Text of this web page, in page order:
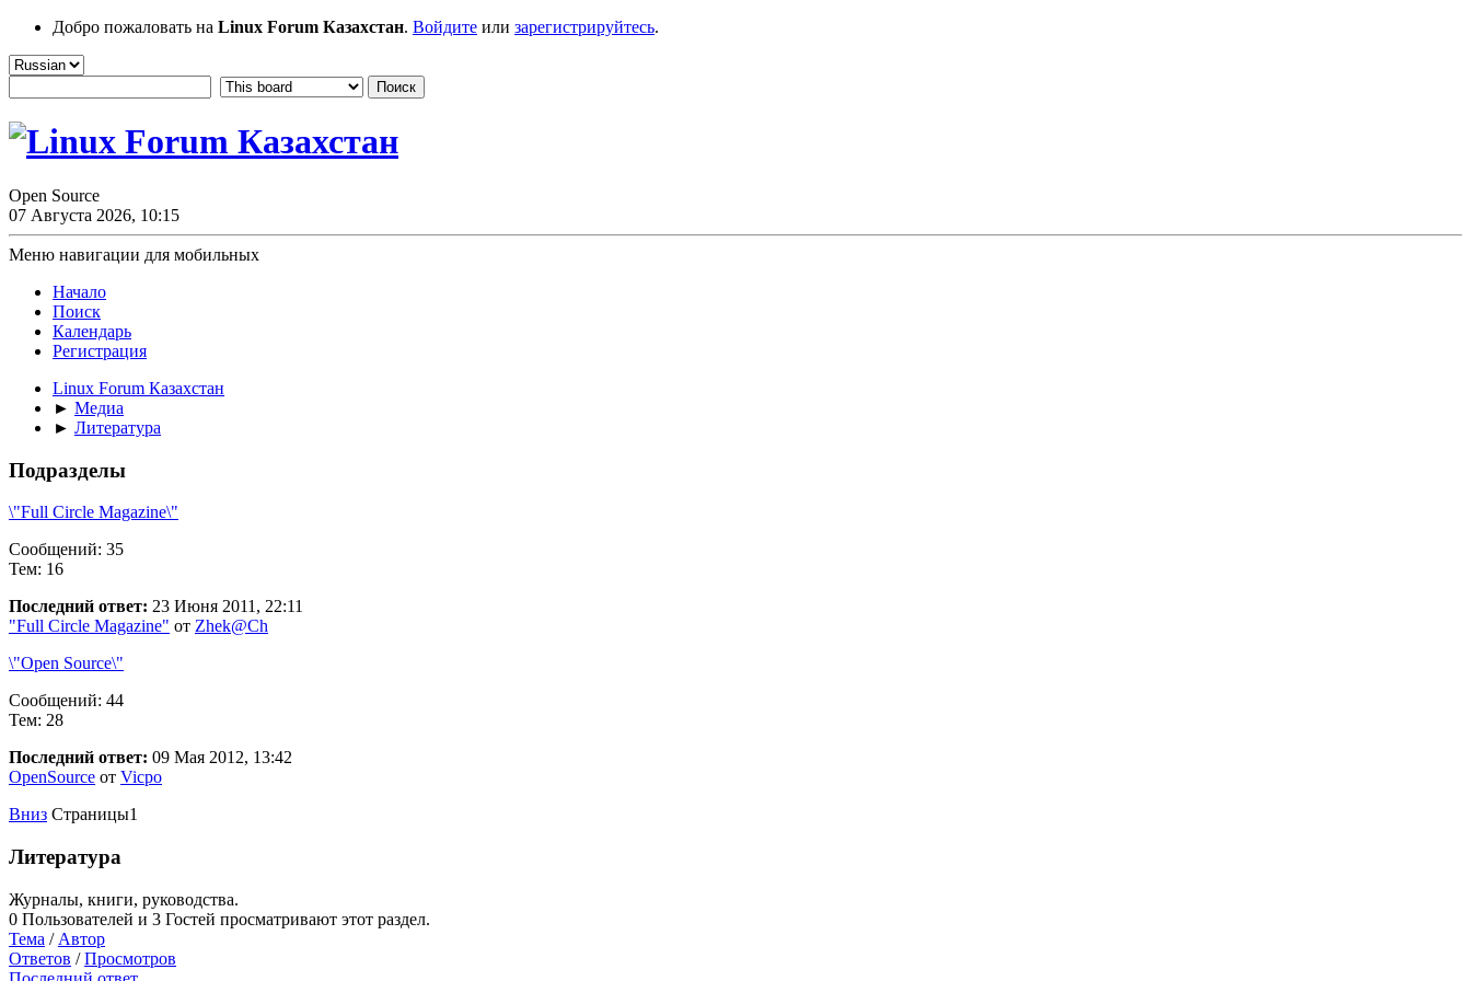
Добро пожаловать на Linux Forum Казахстан. Войдите или зарегистрируйтесь.
Open Source
07 Августа 2026, 10:15
Меню навигации для мобильных
Начало
Поиск
Календарь
Регистрация
Linux Forum Казахстан
► Медиа
► Литература
Подразделы
\"Full Circle Magazine\"
Сообщений: 35
Тем: 16
Последний ответ: 23 Июня 2011, 22:11
"Full Circle Magazine" от Zhek@Ch
\"Open Source\"
Сообщений: 44
Тем: 28
Последний ответ: 09 Мая 2012, 13:42
OpenSource от Vicpo
Вниз Страницы1
Литература
Журналы, книги, руководства.
0 Пользователей и 3 Гостей просматривают этот раздел.
Тема / Автор
Ответов /Просмотров